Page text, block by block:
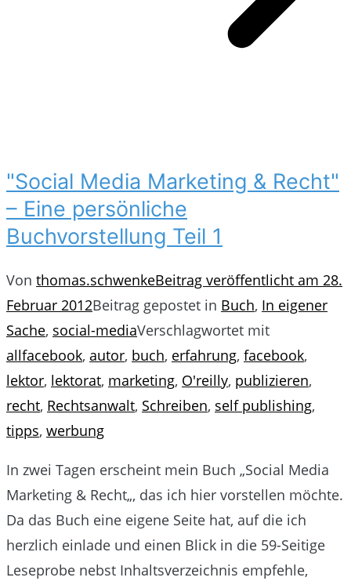
"Social Media Marketing & Recht"
– Eine persönliche
Buchvorstellung Teil 1
Von thomas.schwenkeBeitrag veröffentlicht am 28.
Februar 2012Beitrag gepostet in Buch, In eigener
Sache, social-mediaVerschlagwortet mit
allfacebook, autor, buch, erfahrung, facebook,
lektor, lektorat, marketing, O'reilly, publizieren,
recht, Rechtsanwalt, Schreiben, self publishing,
tipps, werbung
In zwei Tagen erscheint mein Buch „Social Media
Marketing & Recht„, das ich hier vorstellen möchte.
Da das Buch eine eigene Seite hat, auf die ich
herzlich einlade und einen Blick in die 59-Seitige
Leseprobe nebst Inhaltsverzeichnis empfehle,